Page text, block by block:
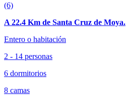
(6)
A 22.4 Km de Santa Cruz de Moya.
Entero o habitación
2 - 14 personas
6 dormitorios
8 camas